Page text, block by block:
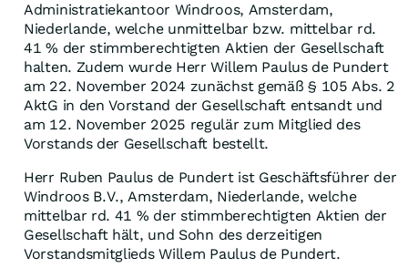
Administratiekantoor Windroos, Amsterdam,
Niederlande, welche unmittelbar bzw. mittelbar rd.
41 % der stimmberechtigten Aktien der Gesellschaft
halten. Zudem wurde Herr Willem Paulus de Pundert
am 22. November 2024 zunächst gemäß § 105 Abs. 2
AktG in den Vorstand der Gesellschaft entsandt und
am 12. November 2025 regulär zum Mitglied des
Vorstands der Gesellschaft bestellt.
Herr Ruben Paulus de Pundert ist Geschäftsführer der
Windroos B.V., Amsterdam, Niederlande, welche
mittelbar rd. 41 % der stimmberechtigten Aktien der
Gesellschaft hält, und Sohn des derzeitigen
Vorstandsmitglieds Willem Paulus de Pundert.